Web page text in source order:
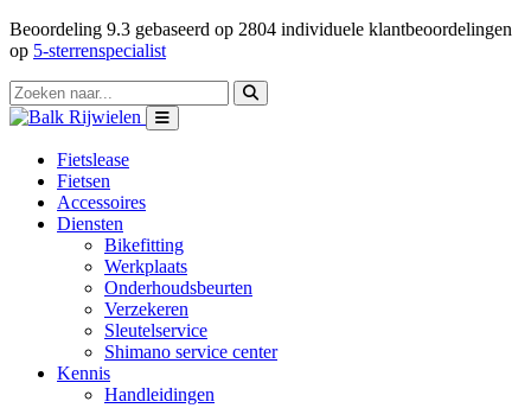
Beoordeling 9.3 gebaseerd op 2804 individuele klantbeoordelingen
op 5-sterrenspecialist
Fietslease
Fietsen
Accessoires
Diensten
Bikefitting
Werkplaats
Onderhoudsbeurten
Verzekeren
Sleutelservice
Shimano service center
Kennis
Handleidingen